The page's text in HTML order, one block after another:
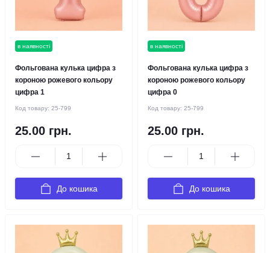
в наявності
Фольгована кулька цифра з
короною рожевого кольору
цифра 1
Код товару: 25-799
25.00 грн.
До кошика
в наявності
Фольгована кулька цифра з
короною рожевого кольору
цифра 0
Код товару: 25-799
25.00 грн.
До кошика